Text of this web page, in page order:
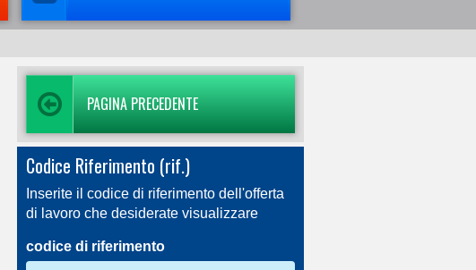
PAGINA PRECEDENTE
Codice Riferimento (rif.)
Inserite il codice di riferimento dell'offerta
di lavoro che desiderate visualizzare
codice di riferimento